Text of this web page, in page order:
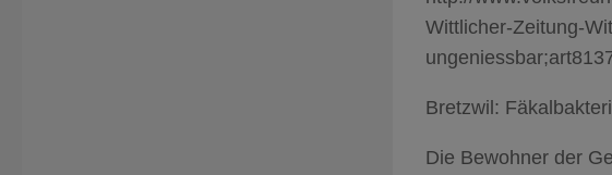
Wittlicher-Zeitung-
Bretzwil:
Die Bewohner der